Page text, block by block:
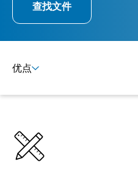
查找文件
优点
产品组合
相关产品